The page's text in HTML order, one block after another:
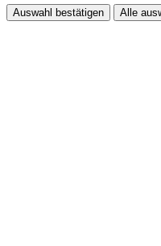
Auswahl bestätigen Alle